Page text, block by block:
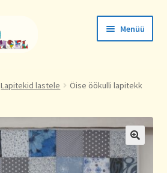
Menüü
Lapitekid lastele Öise öökulli lapitekk
🔍